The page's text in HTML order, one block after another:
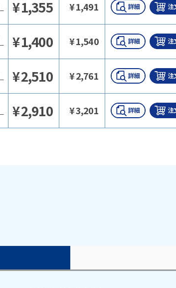
¥1,355 ¥1,491
¥1,400 ¥1,540
¥2,510 ¥2,761
¥2,910 ¥3,201